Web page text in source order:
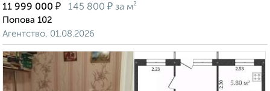
11 999 000 ₽ 145 800 ₽ за м²
Попова 102
Агентство, 01.08.2026